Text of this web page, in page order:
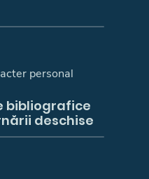
personal
bibliografice
deschise